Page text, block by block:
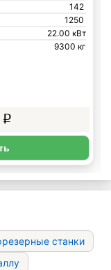
142
1250
22.00 кВт
9300 кг
p
станки